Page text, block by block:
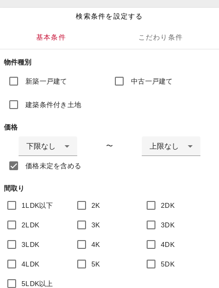
検索条件を設定する
基本条件 こだわり条件
物件種別
新築一戸建て 中古一戸建て
建築条件付き土地
価格
下限なし 〜 上限なし
価格未定を含める
間取り
1LDK以下 2K 2DK
2LDK 3K 3DK
3LDK 4K 4DK
4LDK 5K 5DK
5LDK以上